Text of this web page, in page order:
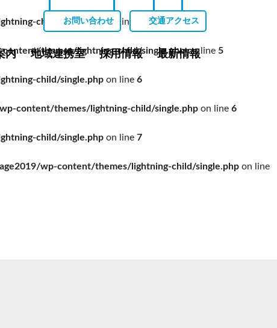
お問い合わせ 交通アクセス
内 地域連携室 採用情報 最新情報
child/single.phpon line
themes/lightning-child/single.phpon line 5
child/single.php on line 6
content/themes/lightning-child/single.php on line 6
child/single.php on line 7
wp-content/themes/lightning-child/single.php on line